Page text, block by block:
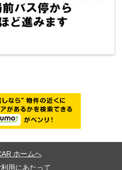
ホームへ
用にあたって